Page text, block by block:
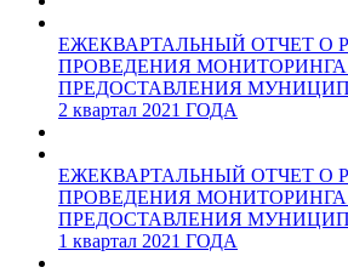
ЕЖЕКВАРТАЛЬНЫЙ ОТЧЕТ О
ПРОВЕДЕНИЯ МОНИТОРИНГА
ПРЕДОСТАВЛЕНИЯ
2 квартал 2021 ГОДА
ЕЖЕКВАРТАЛЬНЫЙ ОТЧЕТ О
ПРОВЕДЕНИЯ МОНИТОРИНГА
ПРЕДОСТАВЛЕНИЯ
1 квартал 2021 ГОДА